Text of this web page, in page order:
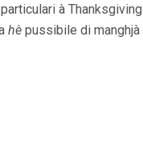
à
hè pussibile di